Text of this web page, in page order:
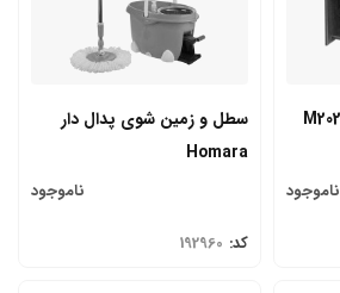
ناموجود
سطل و زمین شوی پدال دار
Homara
ناموجود
کد: 192960